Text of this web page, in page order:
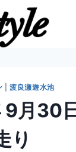
|渡良瀬遊水池
月30
り